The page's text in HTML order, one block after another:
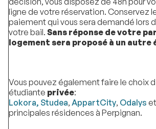
ligne de votre réservation. Conservez
paiement qui vous sera demandé lors
votre bail. Sans réponse de votre
logement sera proposé à un
Vous pouvez également faire le choix
étudiante privée:
Lokora, Studea, AppartCity, Odalys et
principales résidences à Perpignan.